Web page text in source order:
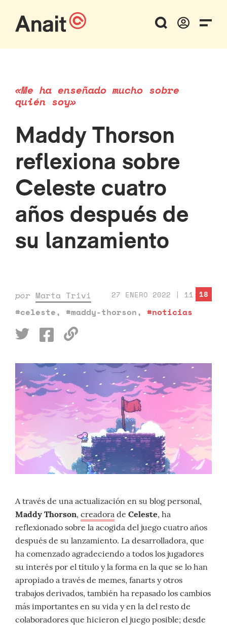
«Me ha enseñado mucho sobre
quién soy»
Maddy Thorson
reflexiona sobre
Celeste cuatro
años después de
su lanzamiento
por Marta Trivi 27 ENERO 2022 | 11:05
#celeste, #maddy-thorson, #noticias
18
A través de una actualización en su blog personal,
Maddy Thorson, creadora de Celeste, ha
reflexionado sobre la acogida del juego cuatro años
después de su lanzamiento. La desarrolladora, que
ha comenzado agradeciendo a todos los jugadores
su interés por el título y la forma en la que se lo han
apropiado a través de memes, fanarts y otros
trabajos derivados, también ha repasado los cambios
más importantes en su vida y en la del resto de
colaboradores que hicieron el juego posible; desde